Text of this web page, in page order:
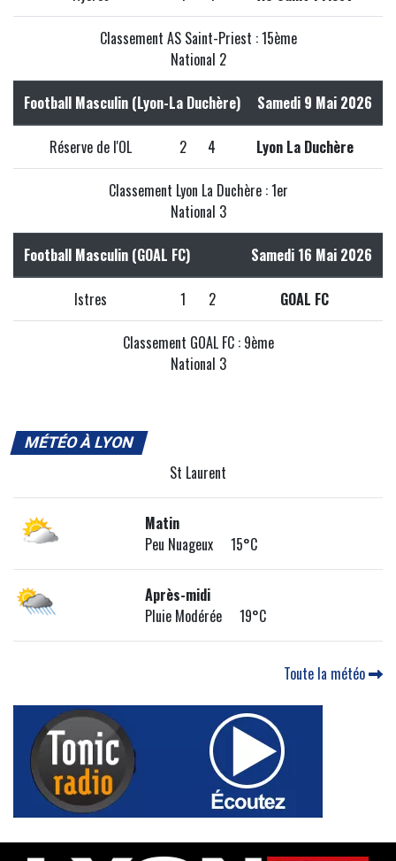
Classement AS Saint-Priest : 15ème
National 2
Football Masculin (Lyon-La Duchère) Samedi 9 Mai 2026
Réserve de l'OL 2 4 Lyon La Duchère
Classement Lyon La Duchère : 1er
National 3
Football Masculin (GOAL FC) Samedi 16 Mai 2026
Istres 1 2 GOAL FC
Classement GOAL FC : 9ème
National 3
MÉTÉO À LYON
St Laurent
Matin
Peu Nuageux 15°C
Après-midi
Pluie Modérée 19°C
Toute la météo